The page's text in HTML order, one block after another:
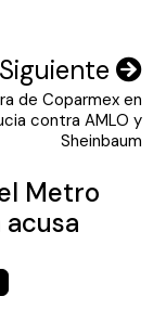
Siguiente
de Coparmex en
contra AMLO y
Sheinbaum
Metro
acusa